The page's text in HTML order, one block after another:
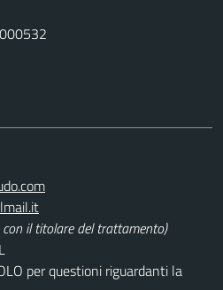
il titolare del trattamento)
per questioni riguardanti la